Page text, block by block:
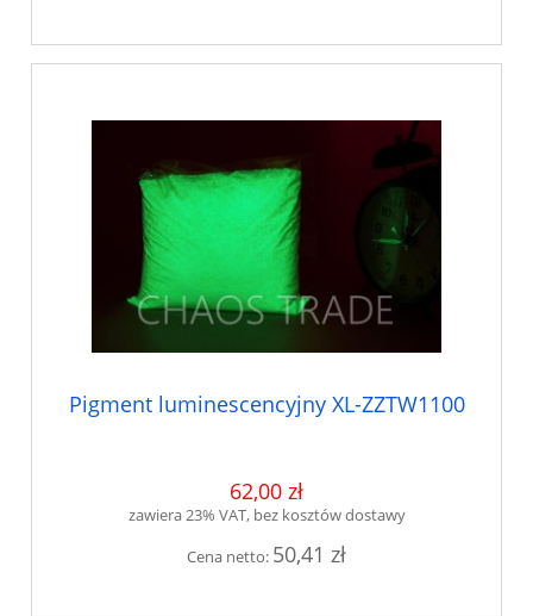
Pigment luminescencyjny XL-ZZTW1100
62,00 zł
zawiera 23% VAT, bez kosztów dostawy
Cena netto: 50,41 zł